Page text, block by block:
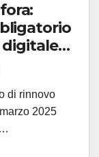
di rinnovo
2025